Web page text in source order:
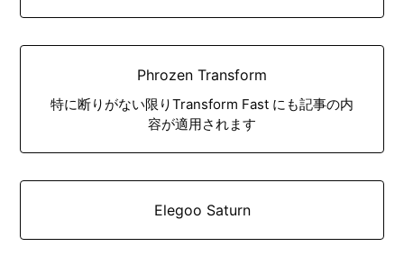
Phrozen Transform
特に断りがない限りTransform Fast にも記事の内
容が適用されます
Elegoo Saturn